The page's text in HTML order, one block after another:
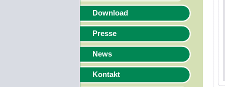
Download
Presse
News
Kontakt